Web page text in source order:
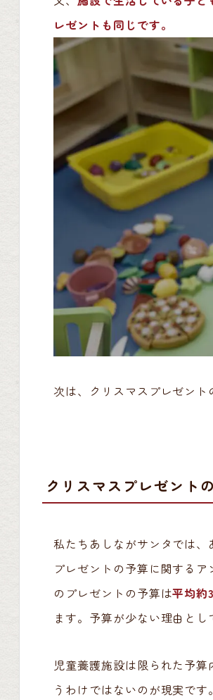
レゼントも同じです。
次は、クリスマスプレゼント
クリスマスプレゼント
私たちあしながサンタでは
プレゼントの予算に関する
のプレゼントの予算は平均約
ます。予算が少ない理由と
児童養護施設は限られた予
うわけではないのが現実で